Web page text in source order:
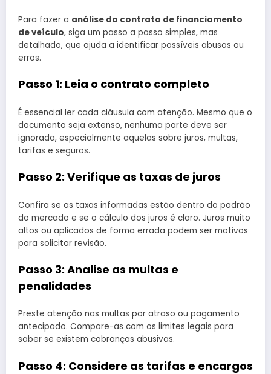
Para fazer a análise do contrato de financiamento
de veículo, siga um passo a passo simples, mas
detalhado, que ajuda a identificar possíveis abusos ou
erros.
Passo 1: Leia o contrato completo
É essencial ler cada cláusula com atenção. Mesmo que o
documento seja extenso, nenhuma parte deve ser
ignorada, especialmente aquelas sobre juros, multas,
tarifas e seguros.
Passo 2: Verifique as taxas de juros
Confira se as taxas informadas estão dentro do padrão
do mercado e se o cálculo dos juros é claro. Juros muito
altos ou aplicados de forma errada podem ser motivos
para solicitar revisão.
Passo 3: Analise as multas e
penalidades
Preste atenção nas multas por atraso ou pagamento
antecipado. Compare-as com os limites legais para
saber se existem cobranças abusivas.
Passo 4: Considere as tarifas e encargos